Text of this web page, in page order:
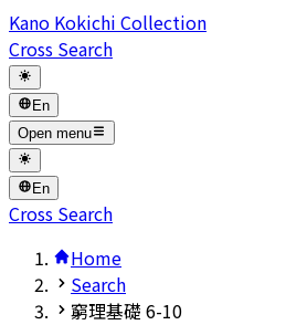
Kano Kokichi Collection
Cross Search
En
Open menu
En
Cross Search
Home
Search
窮理基礎 6-10